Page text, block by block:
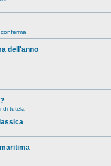
dell'anno
di tutela